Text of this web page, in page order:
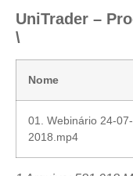
UniTrader –
\
Nome
01. Webinário 24-07-
2018.mp4